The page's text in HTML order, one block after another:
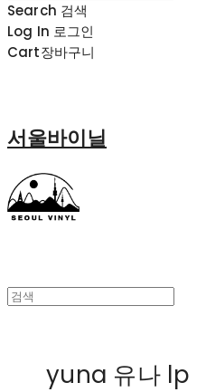
Search 검색
Log In 로그인
Cart장바구니
서울바이닐
yuna 유나 lp